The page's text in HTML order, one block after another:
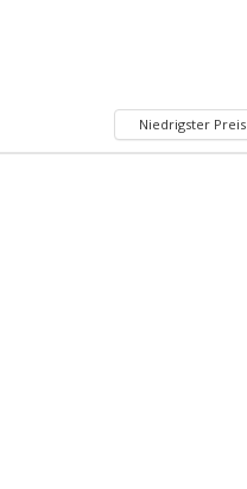
Niedrigster Preis